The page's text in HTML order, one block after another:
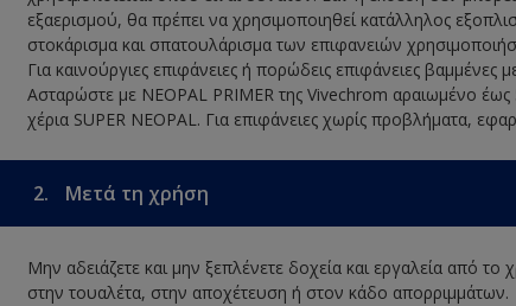
εξαερισμού, θα πρέπει να χρησιμοποιηθεί κατάλληλος
στοκάρισμα και σπατουλάρισμα των επιφανειών
Για καινούργιες επιφάνειες ή πορώδεις επιφάνειες
Ασταρώστε με NEOPAL PRIMER της Vivechrom αραιωμένο
χέρια SUPER NEOPAL. Για επιφάνειες χωρίς προβλήματα,
2. Μετά τη χρήση
Μην αδειάζετε και μην ξεπλένετε δοχεία και εργαλεία από
στην τουαλέτα, στην αποχέτευση ή στον κάδο απορριμμάτων.